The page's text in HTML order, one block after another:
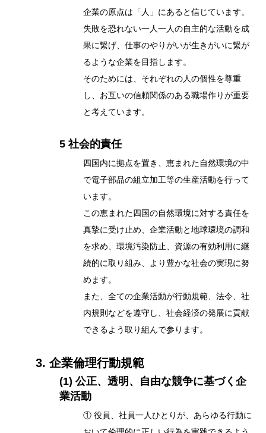
企業の原点は「人」にあると信じています。
失敗を恐れない一人一人の自主的な活動を成
果に繋げ、仕事のやりがいが生きがいに繋が
るような企業を目指します。
そのためには、それぞれの人の個性を尊重
し、お互いの信頼関係のある職場作りが重要
と考えています。
5 社会的責任
四国内に拠点を置き、恵まれた自然環境の中
で電子部品の組立加工等の生産活動を行って
います。
この恵まれた四国の自然環境に対する責任を
真摯に受け止め、企業活動と地球環境の調和
を求め、環境汚染防止、資源の有効利用に継
続的に取り組み、より豊かな社会の実現に努
めます。
また、全ての企業活動が行動規範、法令、社
内規則などを遵守し、社会経済の発展に貢献
できるよう取り組んで参ります。
3. 企業倫理行動規範
(1) 公正、透明、自由な競争に基づく企
業活動
① 役員、社員一人ひとりが、あらゆる行動に